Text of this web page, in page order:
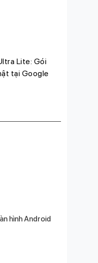
Lite: Gói
tại Google
hình Android